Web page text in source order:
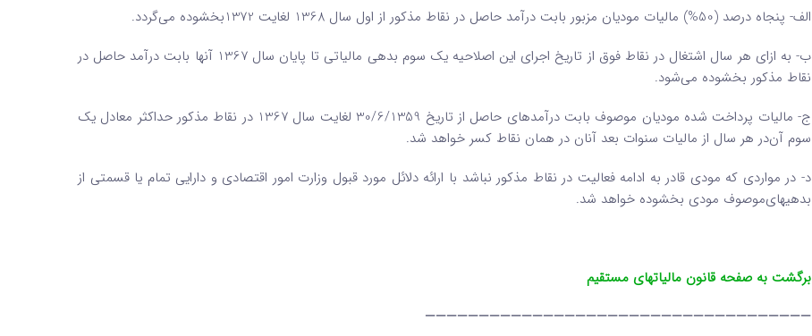
الف- پنجاه درصد (50%) مالیات مودیان مزبور بابت درآمد حاصل در نقاط مذکور از اول سال 1368 لغایت 1372بخشوده می‌گردد.
ب- به ازای هر سال اشتغال در نقاط فوق از تاریخ اجرای این اصلاحیه یک سوم بدهی مالیاتی تا پایان سال 1367 آنها بابت درآمد حاصل در
نقاط مذکور‌ بخشوده می‌شود.
ج- مالیات پرداخت شده مودیان موصوف بابت درآمدهای حاصل از تاریخ 30/6/1359 لغایت سال 1367 در نقاط مذکور حداکثر معادل یک
سوم آن‌در هر سال از مالیات سنوات بعد آنان در همان نقاط کسر خواهد شد.
د- در مواردی که مودی قادر به ادامه فعالیت در نقاط مذکور نباشد با ارائه دلائل مورد قبول وزارت امور اقتصادی و دارایی تمام یا قسمتی از
بدهی­های‌موصوف مودی بخشوده خواهد شد.
برگشت به صفحه قانون مالیاتهای مستقیم
————————————————————————————————————